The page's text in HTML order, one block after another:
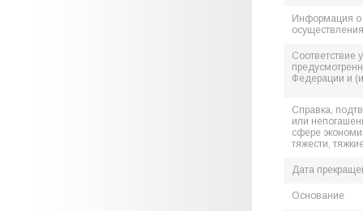
Информация о
Соответствие
Федерации и
Справка,
или
сфере
тяжести,
Дата
Основание